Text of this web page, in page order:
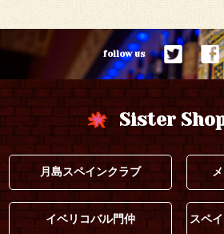
follow us
Sister
月島スペインクラブ
イベリコバル門仲
スペ